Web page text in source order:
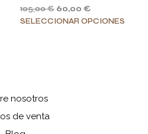
105,00€ 60,00 €
SELECCIONAR OPCIONES
nosotros
de venta